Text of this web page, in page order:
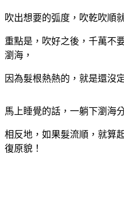
吹出想要的弧度，吹乾吹順
重點是，吹好之後，千萬不
瀏海，
因為髮根熱熱的，就是還沒
馬上睡覺的話，一躺下瀏海
相反地，如果髮流順，就算
復原貌！